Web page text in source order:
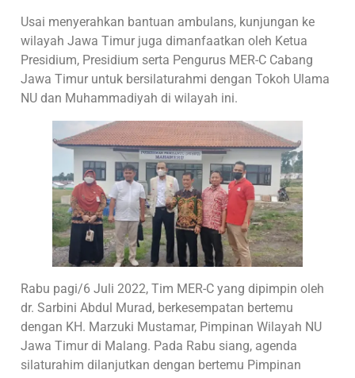
Usai menyerahkan bantuan ambulans, kunjungan ke
wilayah Jawa Timur juga dimanfaatkan oleh Ketua
Presidium, Presidium serta Pengurus MER-C Cabang
Jawa Timur untuk bersilaturahmi dengan Tokoh Ulama
NU dan Muhammadiyah di wilayah ini.
Rabu pagi/6 Juli 2022, Tim MER-C yang dipimpin oleh
dr. Sarbini Abdul Murad, berkesempatan bertemu
dengan KH. Marzuki Mustamar, Pimpinan Wilayah NU
Jawa Timur di Malang. Pada Rabu siang, agenda
silaturahim dilanjutkan dengan bertemu Pimpinan